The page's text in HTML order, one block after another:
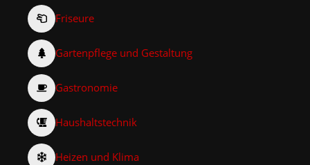
Friseure
Gartenpflege und Gestaltung
Gastronomie
Haushaltstechnik
Heizen und Klima